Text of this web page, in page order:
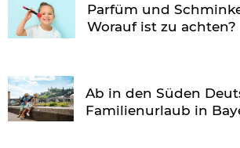
Parfüm und
Worauf ist zu achten?
Ab in den Süden
Familienurlaub in